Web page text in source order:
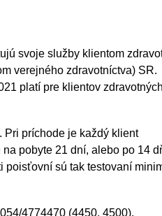
svoje služby klientom
verejného zdravotníctva) SR.
platí pre klientov zdravotných
príchode je každý klient
pobyte 21 dní, alebo po 14
poisťovní sú tak testovaní
4774470 (4450, 4500).